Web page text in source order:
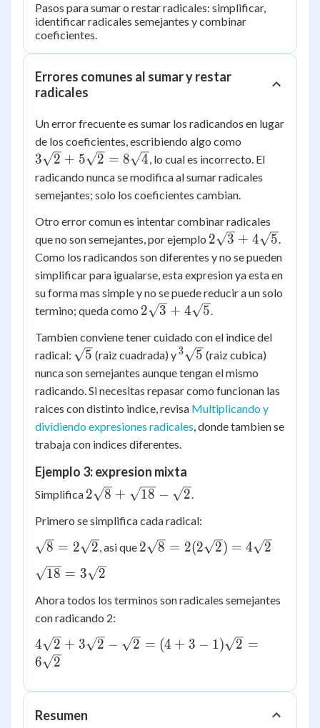
Pasos para sumar o restar radicales: simplificar,
identificar radicales semejantes y combinar
coeficientes.
Errores comunes al sumar y restar
radicales
Un error frecuente es sumar los radicandos en lugar
de los coeficientes, escribiendo algo como
+
5\sqrt{2}
3 2 + 5 2 = 8 4, lo cual es incorrecto. El
radicando nunca se modifica al sumar radicales
semejantes; solo los coeficientes cambian.
Otro error comun es intentar combinar radicales
que no son semejantes, por ejemplo 2\sqrt{3}
+
4\sqrt{5}
2 3 + 4 5.
Como los radicandos son diferentes y no se pueden
simplificar para igualarse, esta expresion ya esta en
su forma mas simple y no se puede reducir a un solo
termino; queda como 2\sqrt{3}
4\sqrt{5}
2 3 + 4 5.
Tambien conviene tener cuidado con el indice del
radical: \sqrt{5}
5 (raiz cuadrada) y{^3}\sqrt{5}
3 5 (raiz cubica)
nunca son semejantes aunque tengan el mismo
radicando. Si necesitas repasar como funcionan las
raices con distinto indice, revisa Multiplicando y
dividiendo expresiones radicales, donde tambien se
trabaja con indices diferentes.
Ejemplo 3: expresion mixta
Simplifica 2\sqrt{8}
\sqrt{18}
-
\sqrt{2}
2 8 + 18 − 2.
Primero se simplifica cada radical:
\sqrt{8}
2\sqrt{2}
8 = 2 2, asi que 2\sqrt{8} =
2 8 = 2(2 2) = 4
2
\sqrt{18}
3\sqrt{2}
18 = 3 2
Ahora todos los terminos son radicales semejantes
con radicando 2:
4\sqrt{2}
+
- \sqrt{2}
= (4 + 3 -
4 2 + 3 2 − 2 = (4 + 3 − 1) 2 =
6
2
Resumen